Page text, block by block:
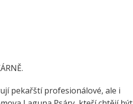
pekařští profesionálové, ale i